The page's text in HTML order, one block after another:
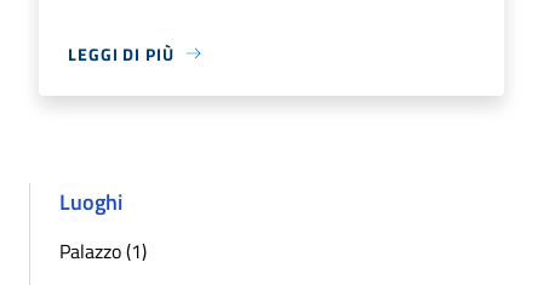
LEGGI DI PIÙ
Luoghi
Palazzo (1)